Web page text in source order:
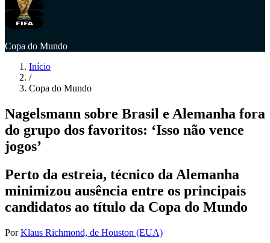
Copa do Mundo
Início
/
Copa do Mundo
Nagelsmann sobre Brasil e Alemanha fora
do grupo dos favoritos: ‘Isso não vence
jogos’
Perto da estreia, técnico da Alemanha
minimizou ausência entre os principais
candidatos ao título da Copa do Mundo
Por Klaus Richmond, de Houston (EUA)